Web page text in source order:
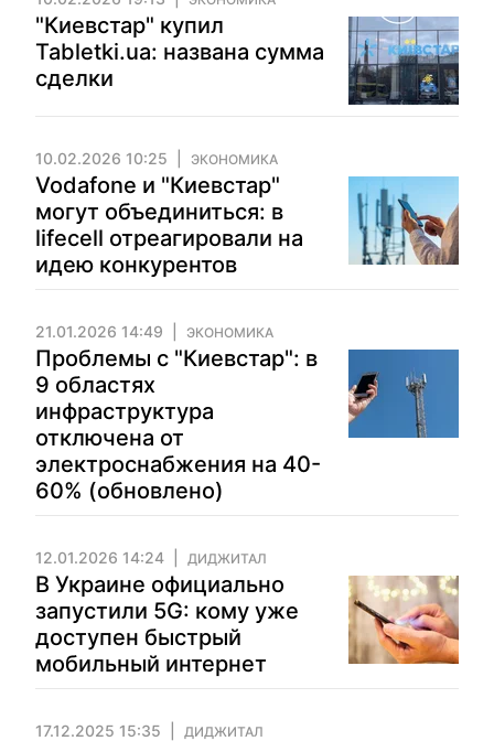
"Киевстар" купил
Tabletki.ua: названа сумма
сделки
10.02.2026 10:25 ЭКОНОМИКА
Vodafone и "Киевстар"
могут объединиться: в
lifecell отреагировали на
идею конкурентов
21.01.2026 14:49 ЭКОНОМИКА
Проблемы с "Киевстар": в
9 областях
инфраструктура
отключена от
электроснабжения на 40-
60% (обновлено)
12.01.2026 14:24 ДИДЖИТАЛ
В Украине официально
запустили 5G: кому уже
доступен быстрый
мобильный интернет
17.12.2025 15:35 ДИДЖИТАЛ